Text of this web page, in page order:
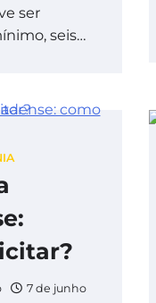
ser
seis…
7 de junho